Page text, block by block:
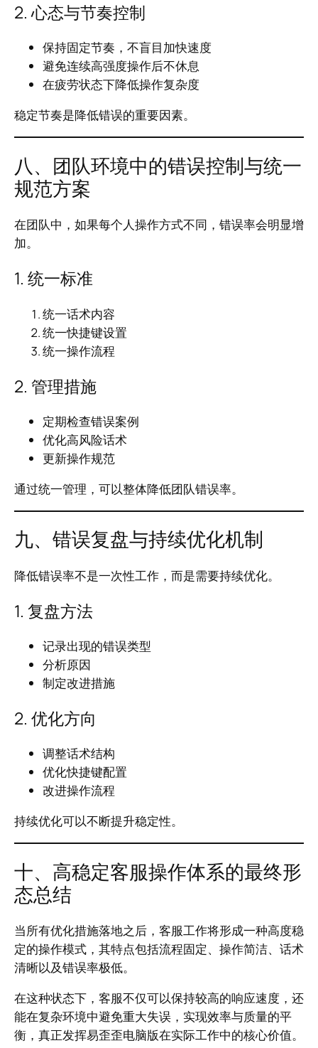
2. 心态与节奏控制
保持固定节奏，不盲目加快速度
避免连续高强度操作后不休息
在疲劳状态下降低操作复杂度
稳定节奏是降低错误的重要因素。
八、团队环境中的错误控制与统一
规范方案
在团队中，如果每个人操作方式不同，错误率会明显增
加。
1. 统一标准
统一话术内容
统一快捷键设置
统一操作流程
2. 管理措施
定期检查错误案例
优化高风险话术
更新操作规范
通过统一管理，可以整体降低团队错误率。
九、错误复盘与持续优化机制
降低错误率不是一次性工作，而是需要持续优化。
1. 复盘方法
记录出现的错误类型
分析原因
制定改进措施
2. 优化方向
调整话术结构
优化快捷键配置
改进操作流程
持续优化可以不断提升稳定性。
十、高稳定客服操作体系的最终形
态总结
当所有优化措施落地之后，客服工作将形成一种高度稳
定的操作模式，其特点包括流程固定、操作简洁、话术
清晰以及错误率极低。
在这种状态下，客服不仅可以保持较高的响应速度，还
能在复杂环境中避免重大失误，实现效率与质量的平
衡，真正发挥易歪歪电脑版在实际工作中的核心价值。